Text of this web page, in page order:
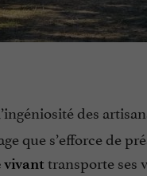
des
que s’efforce de
vivant transporte ses